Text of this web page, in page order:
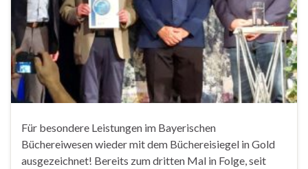
Für besondere Leistungen im Bayerischen
Büchereiwesen wieder mit dem Büchereisiegel in Gold
ausgezeichnet! Bereits zum dritten Mal in Folge, seit